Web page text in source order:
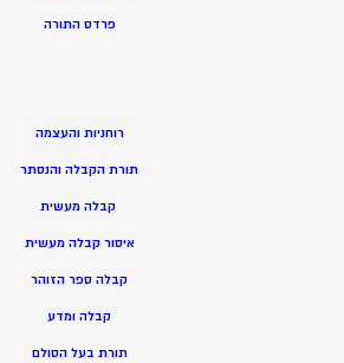
פרדס התורה
רוחניות והעצמה
תורת הקבלה והנסתר
קבלה מעשית
איסור קבלה מעשית
קבלה ספר הזוהר
קבלה ומדע
תורת בעל הסולם